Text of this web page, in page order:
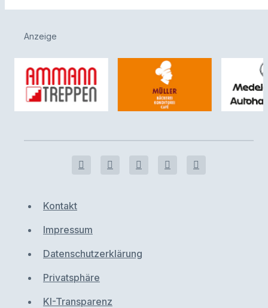
Anzeige
Kontakt
Impressum
Datenschutzerklärung
Privatsphäre
KI-Transparenz